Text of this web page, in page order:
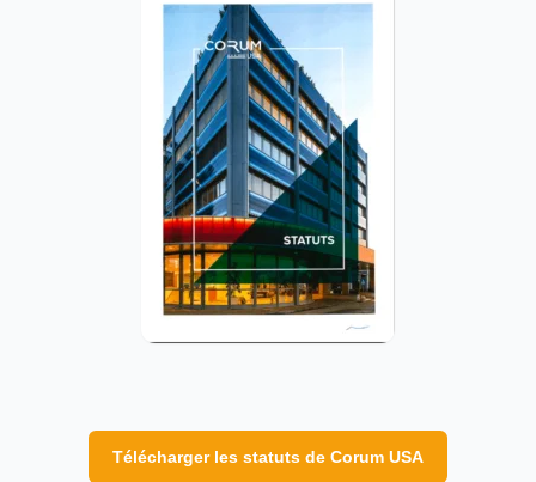
Télécharger les statuts de Corum USA